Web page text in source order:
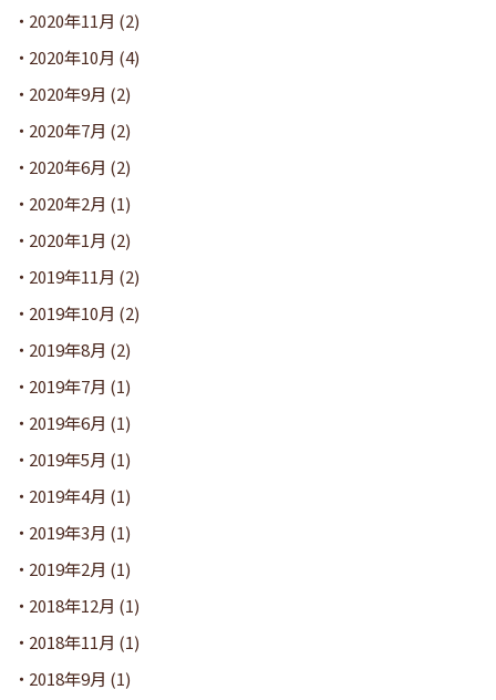
2020年11月 (2)
2020年10月 (4)
2020年9月 (2)
2020年7月 (2)
2020年6月 (2)
2020年2月 (1)
2020年1月 (2)
2019年11月 (2)
2019年10月 (2)
2019年8月 (2)
2019年7月 (1)
2019年6月 (1)
2019年5月 (1)
2019年4月 (1)
2019年3月 (1)
2019年2月 (1)
2018年12月 (1)
2018年11月 (1)
2018年9月 (1)